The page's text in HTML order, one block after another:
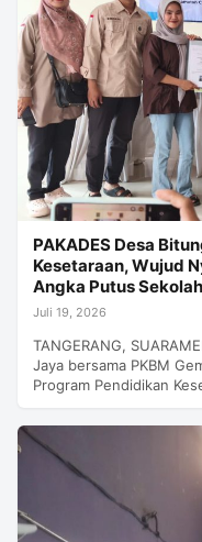
PAKADES Desa
Kesetaraan, Wujud
Angka Putus Sekolah
Juli 19, 2026
TANGERANG,
Jaya bersama PKBM
Program Pendidikan